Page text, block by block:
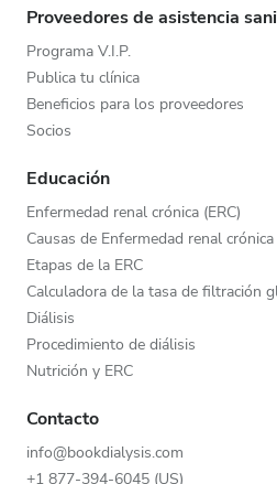
Proveedores de asistencia
Programa V.I.P.
Publica tu clínica
Beneficios para los proveedores
Socios
Educación
Enfermedad renal crónica (ERC)
Causas de Enfermedad renal crónica
Etapas de la ERC
Calculadora de la tasa de filtración
Diálisis
Procedimiento de diálisis
Nutrición y ERC
Contacto
info@bookdialysis.com
+1 877-394-6045 (US)